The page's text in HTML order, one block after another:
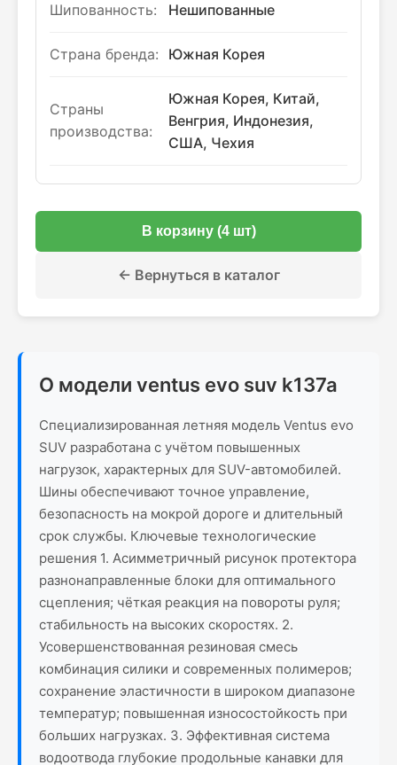
Шипованность: Нешипованные
Страна бренда: Южная Корея
Страны
производства:
Южная Корея, Китай,
Венгрия, Индонезия,
США, Чехия
В корзину (4 шт)
← Вернуться в каталог
О модели ventus evo suv k137a
Специализированная летняя модель Ventus evo
SUV разработана с учётом повышенных
нагрузок, характерных для SUV-автомобилей.
Шины обеспечивают точное управление,
безопасность на мокрой дороге и длительный
срок службы. Ключевые технологические
решения 1. Асимметричный рисунок протектора
разнонаправленные блоки для оптимального
сцепления; чёткая реакция на повороты руля;
стабильность на высоких скоростях. 2.
Усовершенствованная резиновая смесь
комбинация силики и современных полимеров;
сохранение эластичности в широком диапазоне
температур; повышенная износостойкость при
больших нагрузках. 3. Эффективная система
водоотвода глубокие продольные канавки для